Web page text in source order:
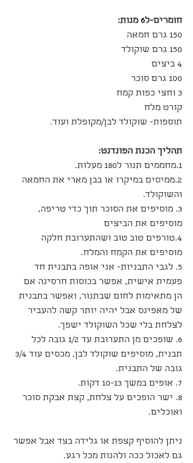
חומרים-ל6 מנות:
150 גרם חמאה
150 גרם שוקולד
4 ביצים
100 גרם סוכר
3 וחצי כפות קמח
קורט מלח
תוספות- שוקולד לבן/מקופלת ועוד.
תהליך הכנת הפונדנט:
1.מחממים תנור ל180 מעלות.
2.ממיסים במיקרו או בבן מארי את החמאה
והשוקולד.
3. מוסיפים את הסוכר תוך כדי טריפה,
מוסיפים את הביצים
4.טורפים טוב טוב ושהתערובת חלקה
מוסיפים את הקמח והמלח.
5. לגבי התבניות- אני אופה בתבנית חד
פעמית אישית, אפשר בכוסות חרסינה אם
הן מתאימות לחום שבתנור, ואפשר בתבנית
של מאפינס אבל יהיה יותר קשה להעביר
לצלחת בלי שכל השוקולד ישפך.
6. שופכים מן התערובת עד 1/2 גובה לכל
גובה של התבנית.
7. אופים במשך 10-13 דקות.
8. ישר הופכים על צלחת, קצת אבקת סוכר
ואוכלים.
ניתן להוסיף קצפת או גלידה בצד אבל אפשר
גם לאכול ככה ולהנות מכל רגע.